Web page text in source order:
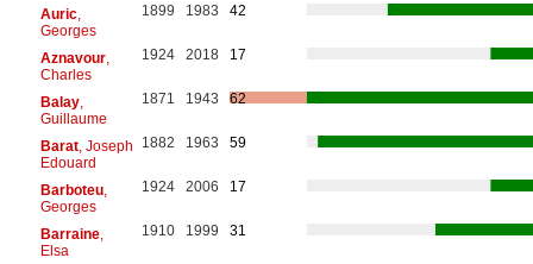
Auric,
Georges
1899 1983 42
Aznavour,
Charles
1924 2018 17
Balay,
Guillaume
1871 1943 62
Barat, Joseph
Edouard
1882 1963 59
Barboteu,
Georges
1924 2006 17
Barraine,
Elsa
1910 1999 31